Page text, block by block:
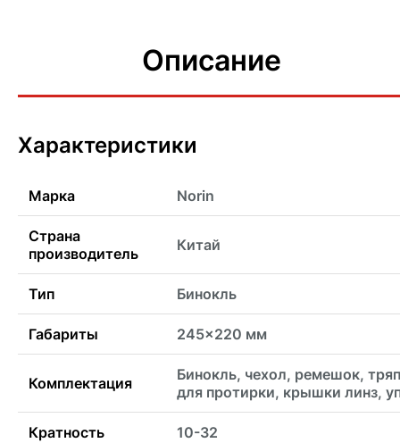
Описание
Характеристики
Марка Norin
Страна
производитель
Китай
Тип Бинокль
Габариты 245x220 мм
Комплектация
Бинокль, чехол, ремешок,
для протирки, крышки линз,
Кратность 10-32